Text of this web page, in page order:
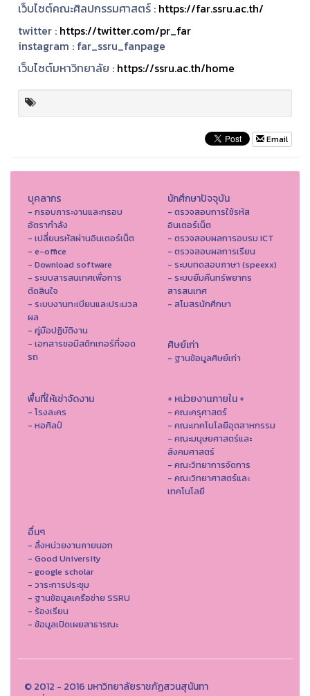
เว็บไซต์คณะศิลปกรรมศาสตร์ : https://far.ssru.ac.th/
twitter : https://twitter.com/pr_far
instagram : far_ssru_fanpage
เว็บไซต์มหาวิทยาลัย : https://ssru.ac.th/home
Email
บุคลากร
- กรอบภาระงานและกรอบ
อัตรากำลัง
- เปลี่ยนรหัสผ่านอินเตอร์เน็ต
- e-office
- Download software
- ระบบสารสนเทศเพื่อการ
ตัดสินใจ
- ระบบงานทะเบียนและประมวล
ผล
- คู่มือปฏิบัติงาน
- เอกสารขอมีสติกเกอร์ที่จอด
รถ
นักศึกษาปัจจุบัน
- ตรวจสอบการใช้รหัส
อินเตอร์เน็ต
- ตรวจสอบผลการอบรม ICT
- ตรวจสอบผลการเรียน
- ระบบทดสอบภาษา (speexx)
- ระบบยืมคืนทรัพยากร
สารสนเทศ
- สโมสรนักศึกษา
ศิษย์เก่า
- ฐานข้อมูลศิษย์เก่า
พื้นที่ให้เช่าจัดงาน
- โรงละคร
- หอศิลป์
+ หน่วยงานภายใน +
- คณะครุศาสตร์
- คณะเทคโนโลยีอุตสาหกรรม
- คณะมนุษยศาสตร์และ
สังคมศาสตร์
- คณะวิทยาการจัดการ
- คณะวิทยาศาสตร์และ
เทคโนโลยี
อื่นๆ
- ลิ้งหน่วยงานภายนอก
- Good University
- google scholar
- วาระการประชุม
- ฐานข้อมูลเครือข่าย SSRU
- ร้องเรียน
- ข้อมูลเปิดเผยสาธารณะ
© 2012 - 2016 มหาวิทยาลัยราชภัฏสวนสุนันทา